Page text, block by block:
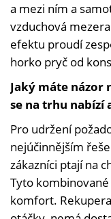
a mezi ním a
vzduchová
efektu proudí
horko pryč od
Jaký máte názor
se na trhu nabízí
Pro udržení
nejúčinnějším
zákazníci ptají na
Tyto
komfort.